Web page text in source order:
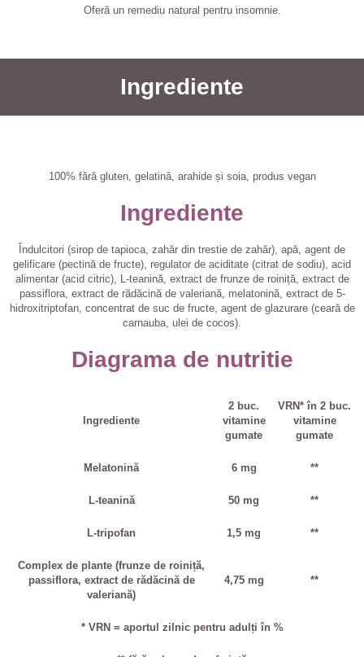
Oferă un remediu natural pentru insomnie.
Ingrediente
100% fără gluten, gelatină, arahide și soia, produs vegan
Ingrediente
Îndulcitori (sirop de tapioca, zahăr din trestie de zahăr), apă, agent de
gelificare (pectină de fructe), regulator de aciditate (citrat de sodiu), acid
alimentar (acid citric), L-teanină, extract de frunze de roiniță, extract de
passiflora, extract de rădăcină de valeriană, melatonină, extract de 5-
hidroxitriptofan, concentrat de suc de fructe, agent de glazurare (ceară de
carnauba, ulei de cocos).
Diagrama de nutritie
Ingrediente
2 buc.
vitamine
gumate
VRN* în 2 buc.
vitamine
gumate
Melatonină 6 mg **
L-teanină 50 mg **
L-tripofan 1,5 mg **
Complex de plante (frunze de roiniță,
passiflora, extract de rădăcină de
valeriană)
4,75 mg **
* VRN = aportul zilnic pentru adulți în %